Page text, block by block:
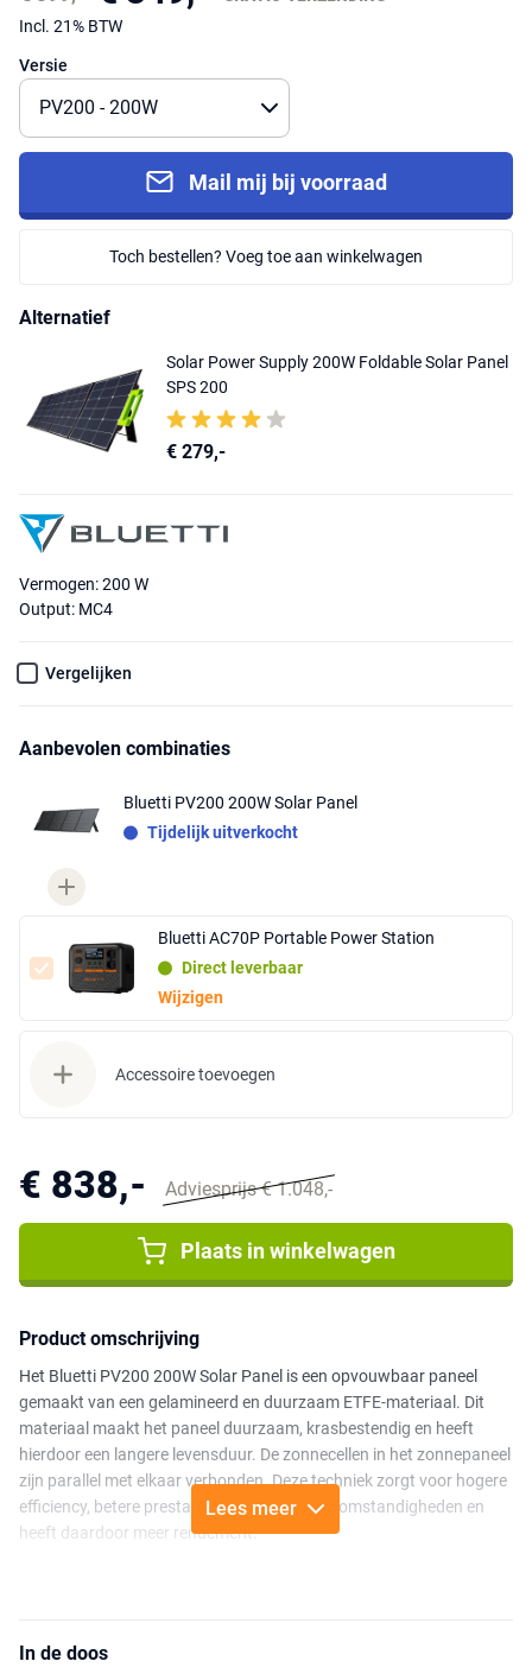
Incl. 21% BTW
Versie
Mail mij bij voorraad
Toch bestellen? Voeg toe aan winkelwagen
Alternatief
Solar Power Supply 200W Foldable Solar Panel
SPS 200
€ 279,-
Vermogen: 200 W
Output: MC4
Vergelijken
Aanbevolen combinaties
Bluetti PV200 200W Solar Panel
Tijdelijk uitverkocht
Bluetti AC70P Portable Power Station
Direct leverbaar
Wijzigen
Accessoire toevoegen
€ 838,- Adviesprijs € 1.048,-
Plaats in winkelwagen
Product omschrijving
Het Bluetti PV200 200W Solar Panel is een opvouwbaar paneel
gemaakt van een gelamineerd en duurzaam ETFE-materiaal. Dit
materiaal maakt het paneel duurzaam, krasbestendig en heeft
hierdoor een langere levensduur. De zonnecellen in het zonnepaneel
zijn parallel met elkaar verbonden. Deze techniek zorgt voor hogere
efficiency, betere prestaties in schaduwrijke omstandigheden en
heeft daardoor meer rendement.
uit 4 aan elkaar geschakelde panelen, die zijn verdeeld over een
Lees meer
In de doos